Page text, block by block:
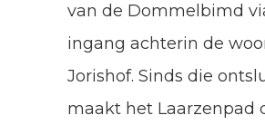
van de Dommelbimd
ingang achterin de
Jorishof. Sinds die
maakt het Laarzenpad